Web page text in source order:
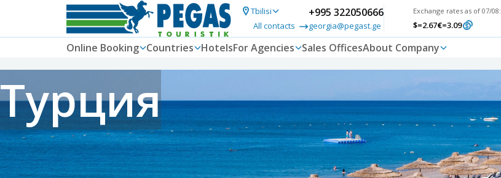
Tbilisi
All contacts
+995 322050666
georgia@pegast.ge
Exchange rates as of 07/08:
$=2.67€=3.09
Online Booking Countries HotelsFor Agencies Sales OfficesAbout Company
Турция